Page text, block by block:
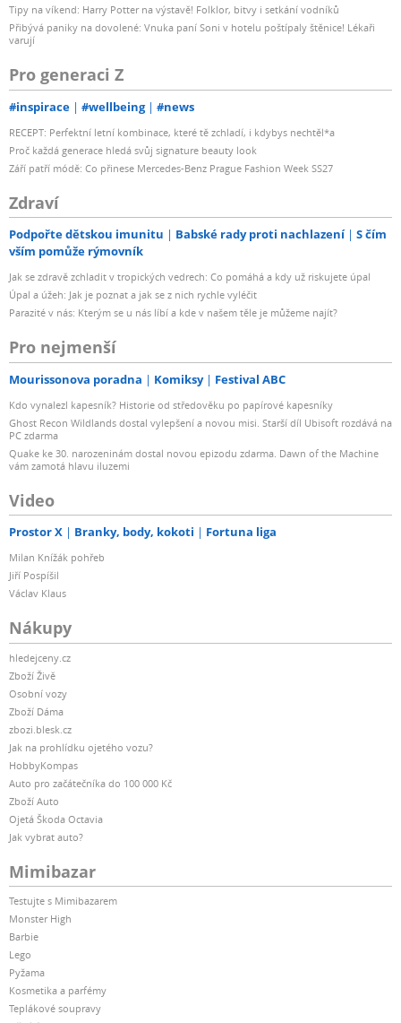
Tipy na víkend: Harry Potter na výstavě! Folklor, bitvy i setkání vodníků
Přibývá paniky na dovolené: Vnuka paní Soni v hotelu poštípaly štěnice! Lékaři
varují
Pro generaci Z
#inspirace #wellbeing #news
RECEPT: Perfektní letní kombinace, které tě zchladí, i kdybys nechtěl*a
Proč každá generace hledá svůj signature beauty look
Září patří módě: Co přinese Mercedes-Benz Prague Fashion Week SS27
Zdraví
Podpořte dětskou imunitu Babské rady proti nachlazení
S čím
vším pomůže rýmovník
Jak se zdravě zchladit v tropických vedrech: Co pomáhá a kdy už riskujete úpal
Úpal a úžeh: Jak je poznat a jak se z nich rychle vyléčit
Parazité v nás: Kterým se u nás líbí a kde v našem těle je můžeme najít?
Pro nejmenší
Mourissonova poradna Komiksy Festival ABC
Kdo vynalezl kapesník? Historie od středověku po papírové kapesníky
Ghost Recon Wildlands dostal vylepšení a novou misi. Starší díl Ubisoft rozdává na
PC zdarma
Quake ke 30. narozeninám dostal novou epizodu zdarma. Dawn of the Machine
vám zamotá hlavu iluzemi
Video
Prostor X Branky, body, kokoti Fortuna liga
Milan Knížák pohřeb
Jiří Pospíšil
Václav Klaus
Nákupy
hledejceny.cz
Zboží Živě
Osobní vozy
Zboží Dáma
zbozi.blesk.cz
Jak na prohlídku ojetého vozu?
HobbyKompas
Auto pro začátečníka do 100 000 Kč
Zboží Auto
Ojetá Škoda Octavia
Jak vybrat auto?
Mimibazar
Testujte s Mimibazarem
Monster High
Barbie
Lego
Pyžama
Kosmetika a parfémy
Teplákové soupravy